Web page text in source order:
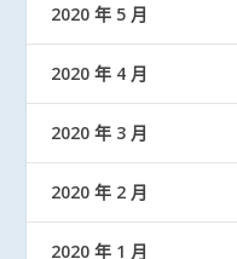
2020 年 5 月
2020 年 4 月
2020 年 3 月
2020 年 2 月
2020 年 1 月